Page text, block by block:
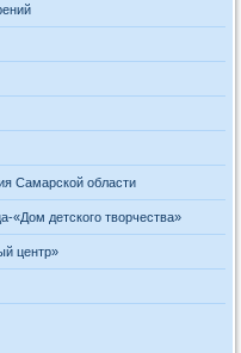
Самарской области
детского творчества»
центр»